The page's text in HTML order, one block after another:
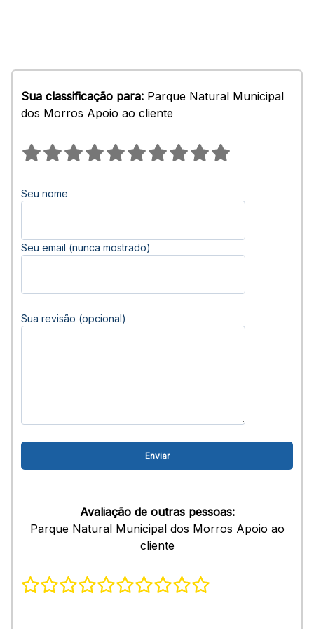
Sua classificação para: Parque Natural Municipal
dos Morros Apoio ao cliente
Seu nome
Seu email (nunca mostrado)
Sua revisão (opcional)
Avaliação de outras pessoas:
Parque Natural Municipal dos Morros Apoio ao
cliente